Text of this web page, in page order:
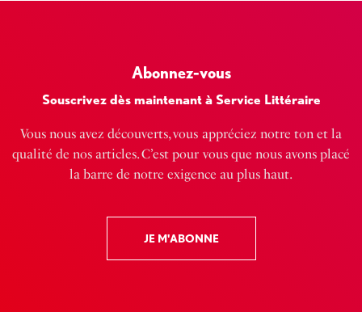
Abonnez-vous
Souscrivez dès maintenant à Service Littéraire
Vous nous avez découverts, vous appréciez notre ton et la
qualité de nos articles. C’est pour vous que nous avons placé
la barre de notre exigence au plus haut.
JE M'ABONNE